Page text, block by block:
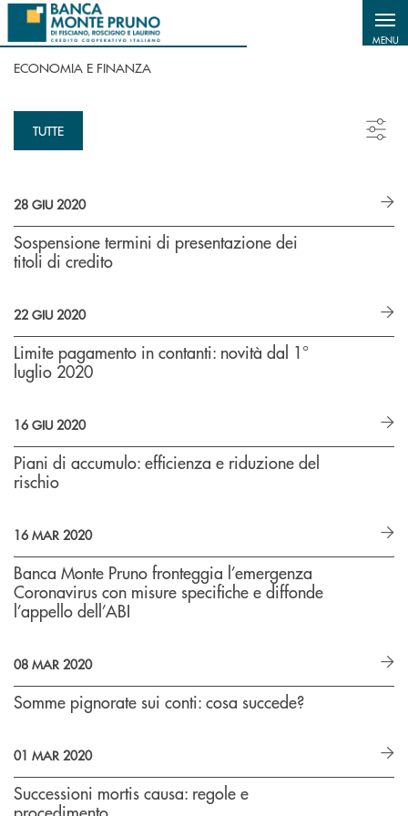
Salta al contenuto principale
MENU
ECONOMIA E FINANZA
TUTTE
28 GIU 2020
Sospensione termini di presentazione dei
titoli di credito
22 GIU 2020
Limite pagamento in contanti: novità dal 1°
luglio 2020
16 GIU 2020
Piani di accumulo: efficienza e riduzione del
rischio
16 MAR 2020
Banca Monte Pruno fronteggia l’emergenza
Coronavirus con misure specifiche e diffonde
l’appello dell’ABI
08 MAR 2020
Somme pignorate sui conti: cosa succede?
01 MAR 2020
Successioni mortis causa: regole e